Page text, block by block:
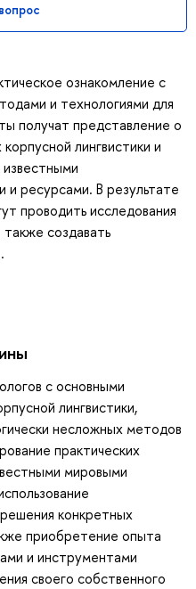
ознакомление с
и технологиями для
получат представление о
лингвистики и
ресурсами. В результате
проводить исследования
создавать
с основными
лингвистики,
несложных методов
практических
мировыми
конкретных
приобретение опыта
и инструментами
своего собственного